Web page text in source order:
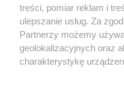
treści, pomiar reklam i
ulepszanie usług. Za
Partnerzy możemy
geolokalizacyjnych oraz
charakterystykę